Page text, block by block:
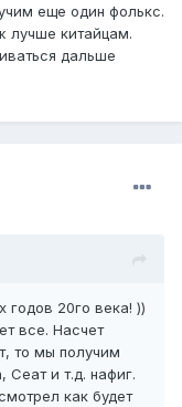
еще один фолькс.
лучше китайцам.
дальше
годов 20го века! ))
все. Насчет
то мы получим
и т.д. нафиг.
как будет